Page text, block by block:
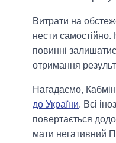
Витрати на
нести самостійно.
повинні
отримання
Нагадаємо,
до України. Всі
повертається
мати негативний